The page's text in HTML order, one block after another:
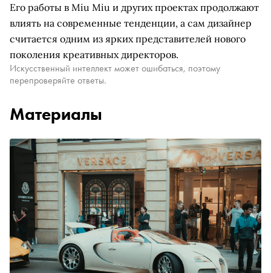
Его работы в Miu Miu и других проектах продолжают
влиять на современные тенденции, а сам дизайнер
считается одним из ярких представителей нового
поколения креативных директоров.
Искусственный интеллект может ошибаться, поэтому
перепроверяйте ответы.
Материалы